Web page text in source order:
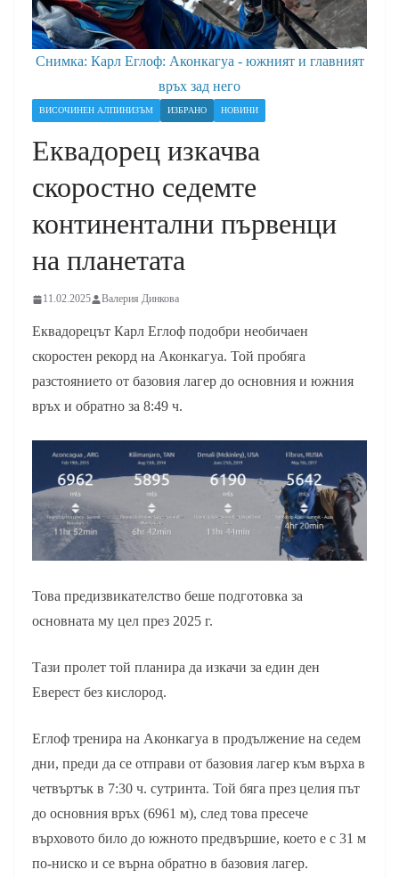
Снимка: Карл Еглоф: Аконкагуа - южният и главният
връх зад него
ВИСОЧИНЕН АЛПИНИЗЪМ ИЗБРАНО НОВИНИ
Еквадорец изкачва
скоростно седемте
континентални първенци
на планетата
11.02.2025 Валерия Динкова
Еквадорецът Карл Еглоф подобри необичаен
скоростен рекорд на Аконкагуа. Той пробяга
разстоянието от базовия лагер до основния и южния
връх и обратно за 8:49 ч.
Това предизвикателство беше подготовка за
основната му цел през 2025 г.
Тази пролет той планира да изкачи за един ден
Еверест без кислород.
Еглоф тренира на Аконкагуа в продължение на седем
дни, преди да се отправи от базовия лагер към върха в
четвъртък в 7:30 ч. сутринта. Той бяга през целия път
до основния връх (6961 м), след това пресече
върховото било до южното предвършие, което е с 31 м
по-ниско и се върна обратно в базовия лагер.